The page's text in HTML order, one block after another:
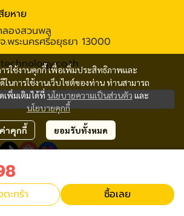
ะกร้า ซื้อเลย
รใช้งานคุกกี้ เพื่อเพิ่มประสิทธิภาพและ
นการใช้งานเว็บไซต์ของท่าน ท่านสามารถ
เพิ่มเติมได้ที่ นโยบายความเป็นส่วนตัว และ
นโยบายคุกกี้
าคุกกี้ ยอมรับทั้งหมด
ยหาย
ลองสวนพลู
.พระนครศรีอยุธยา 13000
(Thailand) Co., Ltd All rights reserved
By MakeWebEasy